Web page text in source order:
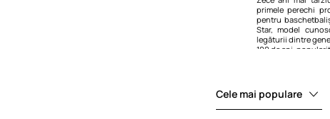
primele perechi
pentru
Star, model
legăturii dintre
100 de ani,
Cele mai populare